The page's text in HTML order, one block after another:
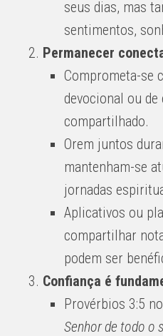
seus dias, mas
sentimentos,
Permanecer
Comprometa-se
devocional ou
compartilhado.
Orem juntos
mantenham-se
jornadas
Aplicativos ou
compartilhar
podem ser
Confiança é
Provérbios 3:5
Senhor de todo o